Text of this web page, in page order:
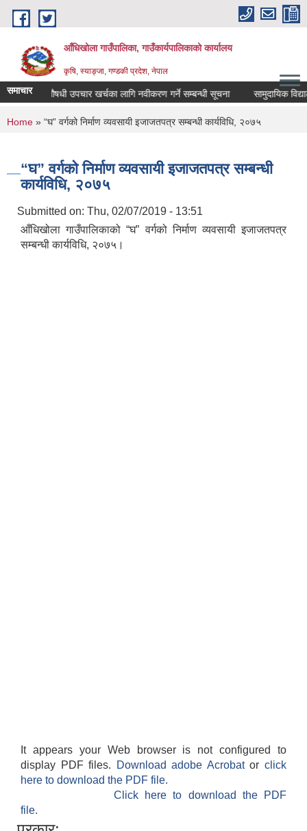
Skip to main content
आँधिखोला गाउँपालिका, गाउँकार्यपालिकाको कार्यालय
कृषि, स्याङ्जा, गण्डकी प्रदेश, नेपाल
समाचार औषधी उपचार खर्चका लागि नवीकरण गर्ने सम्बन्धी सूचना सामुदायिक
You are here
Home » “घ” वर्गको निर्माण व्यवसायी इजाजतपत्र सम्बन्धी कार्यविधि, २०७५
“घ” वर्गको निर्माण व्यवसायी इजाजतपत्र सम्बन्धी
कार्यविधि, २०७५
Submitted on: Thu, 02/07/2019 - 13:51
आँधिखोला गाउँपालिकाको “घ” वर्गको निर्माण व्यवसायी इजाजतपत्र
सम्बन्धी कार्यविधि, २०७५।
It appears your Web browser is not configured to
display PDF files.
Download adobe Acrobatorclick
here to download the PDF file.
Click here to download the PDF
file.